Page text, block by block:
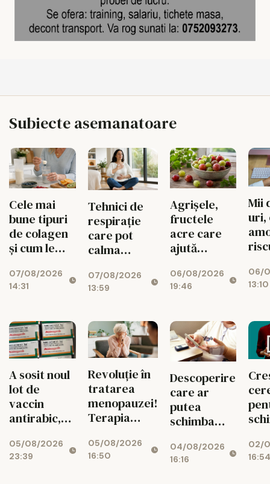
Subiecte asemanatoare
Cele mai
bune tipuri
de colagen
și cum le
corect
07/08/2026
14:31
Tehnici de
respirație
care pot
calma
corpul
07/08/2026
13:59
Agrișele,
fructele
acre care
ajută
imunitatea
06/08/2026
19:46
Mii
uri,
06/
13:10
A sosit noul
lot de
vaccin
antirabic,
incidentul
care a dus
05/08/2026
23:39
Revoluție în
tratarea
menopauzei!
Terapia
revine, după
25 de ani de
05/08/2026
16:50
Descoperire
care ar
putea
schimba
diabetului
04/08/2026
16:16
02/
16:54